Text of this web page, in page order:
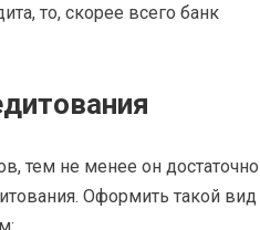
то, скорее всего банк
тем не менее он достаточно
Оформить такой вид